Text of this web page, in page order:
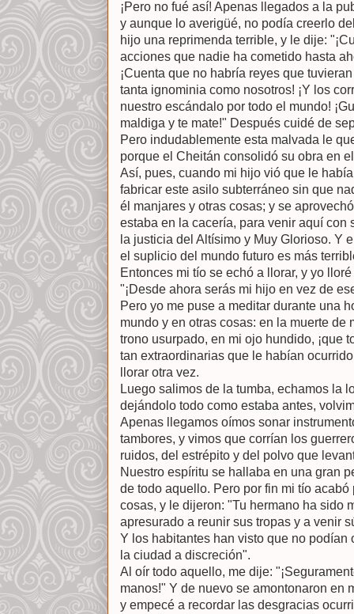
¡Pero no fué así! Apenas llegados a la
y aunque lo averigüé, no podía creerlo
hijo una reprimenda terrible, y le dije:
acciones que nadie ha cometido hasta
¡Cuenta que no habría reyes que
tanta ignominia como nosotros! ¡Y los
nuestro escándalo por todo el mundo!
maldiga y te mate!" Después cuidé de
Pero indudablemente esta malvada le
porque el Cheitán consolidó su obra en
Así, pues, cuando mi hijo vió que le
fabricar este asilo subterráneo sin que
él manjares y otras cosas; y se
estaba en la cacería, para venir aquí con
la justicia del Altísimo y Muy Glorioso. Y
el suplicio del mundo futuro es más
Entonces mi tío se echó a llorar, y yo
"¡Desde ahora serás mi hijo en vez de
Pero yo me puse a meditar durante una
mundo y en otras cosas: en la muerte de
trono usurpado, en mi ojo hundido, ¡que
tan extraordinarias que le habían
llorar otra vez.
Luego salimos de la tumba, echamos la
dejándolo todo como estaba antes,
Apenas llegamos oímos sonar
tambores, y vimos que corrían los
ruidos, del estrépito y del polvo que
Nuestro espíritu se hallaba en una gran
de todo aquello. Pero por fin mi tío
cosas, y le dijeron: "Tu hermano ha sido
apresurado a reunir sus tropas y a venir
Y los habitantes han visto que no podían
la ciudad a discreción".
Al oír todo aquello, me dije:
manos!" Y de nuevo se amontonaron en
y empecé a recordar las desgracias